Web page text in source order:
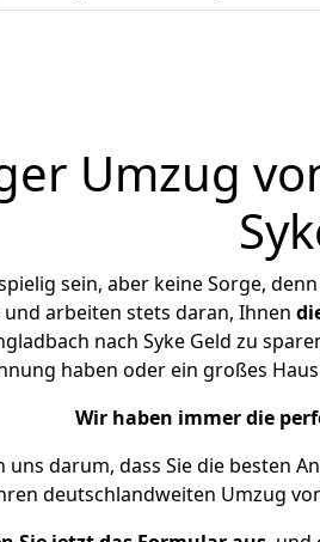
Umzug
sein, aber keine Sorge,
und arbeiten stets daran, Ihnen
nach Syke Geld zu
haben oder ein großes
Wir haben immer die
darum, dass Sie die besten
deutschlandweiten Umzug